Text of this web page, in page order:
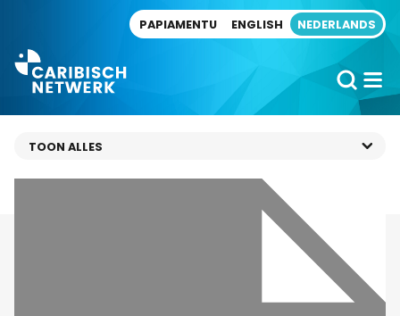
PAPIAMENTU ENGLISH NEDERLANDS